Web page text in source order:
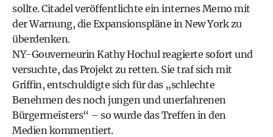
sollte. Citadel veröffentlichte ein internes Memo mit
der Warnung, die Expansionspläne in New York zu
überdenken.
NY-Gouverneurin Kathy Hochul reagierte sofort und
versuchte, das Projekt zu retten. Sie traf sich mit
Griffin, entschuldigte sich für das „schlechte
Benehmen des noch jungen und unerfahrenen
Bürgermeisters“ – so wurde das Treffen in den
Medien kommentiert.